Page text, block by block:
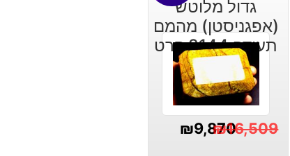
גדול מלוטש
(אפגניסטן) מהמם
תעודה 2144 קרט
₪16,509
₪9,870